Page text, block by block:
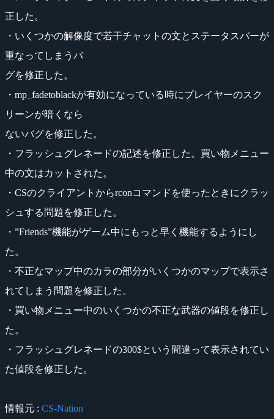
正した。
・いくつかの解像度で若干チャットの文とステータスバーが
重なってしまうバ
グを修正した。
・mp_fadetoblackが有効になっている時にプレイヤーのスク
リーンが暗くなら
ないバグを修正した。
・フラッシュグレネードの記述を修正した。買い物メニュー
中の文はカットされた。
・CSのクライアントからrconコマンドを使ったときにクラッ
シュする問題を修正した。
・”Friends”機能がゲーム中にもっと早く機能するようにし
た。
・不正なマップ中のカラの部分がいくつかのマップで表示さ
れてしまう問題を修正した。
・買い物メニュー中のいくつかの不正な武器の値段を修正し
た。
・フラッシュグレネードの300$という間違って表示されてい
た値段を修正した。
情報元 : CS-Nation